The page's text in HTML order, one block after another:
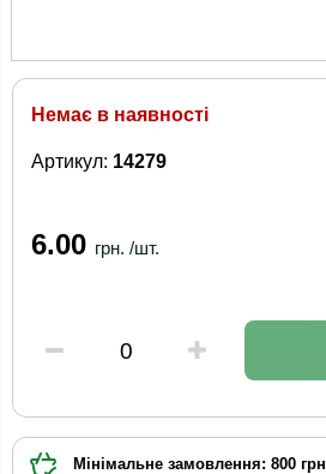
Немає в наявності
Артикул: 14279
6.00 грн. /шт.
Мінімальне замовлення: 800 грн